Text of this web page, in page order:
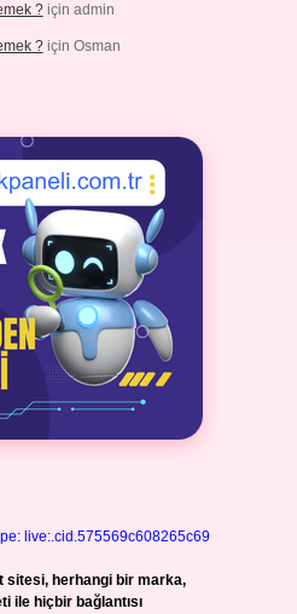
?için admin
?için Osman
live:.cid.575569c608265c69
sitesi, herhangi bir marka,
ile hiçbir bağlantısı